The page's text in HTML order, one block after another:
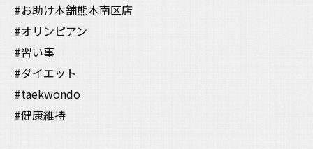
#お助け本舗熊本南区店
#オリンピアン
#習い事
#ダイエット
#taekwondo
#健康維持